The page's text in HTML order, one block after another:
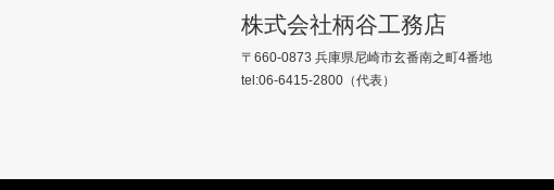
株式会社柄谷工務店
〒660-0873 兵庫県尼崎市玄番南之町4番地
tel:06-6415-2800（代表）